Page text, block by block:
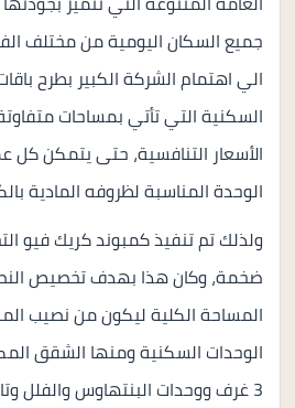
جميع السكان اليومية من مختلف
الي اهتمام الشركة الكبير بطرح
السكنية التي تأتي بمساحات
الأسعار التنافسية، حتى يتمكن كل
الوحدة المناسبة لظروفه المادية
ولذلك تم تنفيذ كمبوند كريك فيو
ضخمة، وكان هذا بهدف تخصيص
المساحة الكلية ليكون من نصيب
الوحدات السكنية ومنها الشقق
3 غرف ووحدات البنتهاوس والفلل